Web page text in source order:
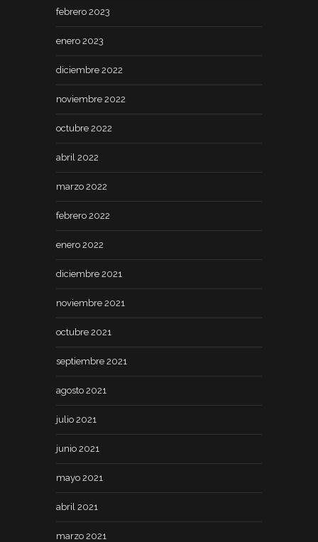
febrero 2023
enero 2023
diciembre 2022
noviembre 2022
octubre 2022
abril 2022
marzo 2022
febrero 2022
enero 2022
diciembre 2021
noviembre 2021
octubre 2021
septiembre 2021
agosto 2021
julio 2021
junio 2021
mayo 2021
abril 2021
marzo 2021